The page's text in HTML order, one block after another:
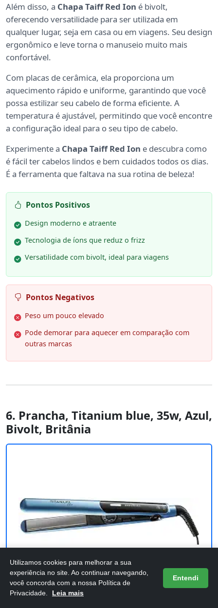
Além disso, a Chapa Taiff Red Ion é bivolt,
oferecendo versatilidade para ser utilizada em
qualquer lugar, seja em casa ou em viagens. Seu design
ergonômico e leve torna o manuseio muito mais
confortável.
Com placas de cerâmica, ela proporciona um
aquecimento rápido e uniforme, garantindo que você
possa estilizar seu cabelo de forma eficiente. A
temperatura é ajustável, permitindo que você encontre
a configuração ideal para o seu tipo de cabelo.
Experimente a Chapa Taiff Red Ion e descubra como
é fácil ter cabelos lindos e bem cuidados todos os dias.
É a ferramenta que faltava na sua rotina de beleza!
Pontos Positivos
Design moderno e atraente
Tecnologia de íons que reduz o frizz
Versatilidade com bivolt, ideal para viagens
Pontos Negativos
Peso um pouco elevado
Pode demorar para aquecer em comparação com
outras marcas
6. Prancha, Titanium blue, 35w, Azul,
Bivolt, Britânia
Utilizamos cookies para melhorar a sua
experiência no site. Ao continuar navegando,
você concorda com a nossa Política de
Privacidade.
Leia mais
Entendi